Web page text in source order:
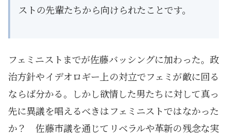
ストの先輩たちから向けられたことです。
フェミニストまでが佐藤バッシングに加わった。政
治方針やイデオロギー上の対立でフェミが敵に回る
ならば分かる。しかし欲情した男たちに対して真っ
先に異議を唱えるべきはフェミニストではなかった
か？ 佐藤市議を通じてリベラルや革新の残念な実